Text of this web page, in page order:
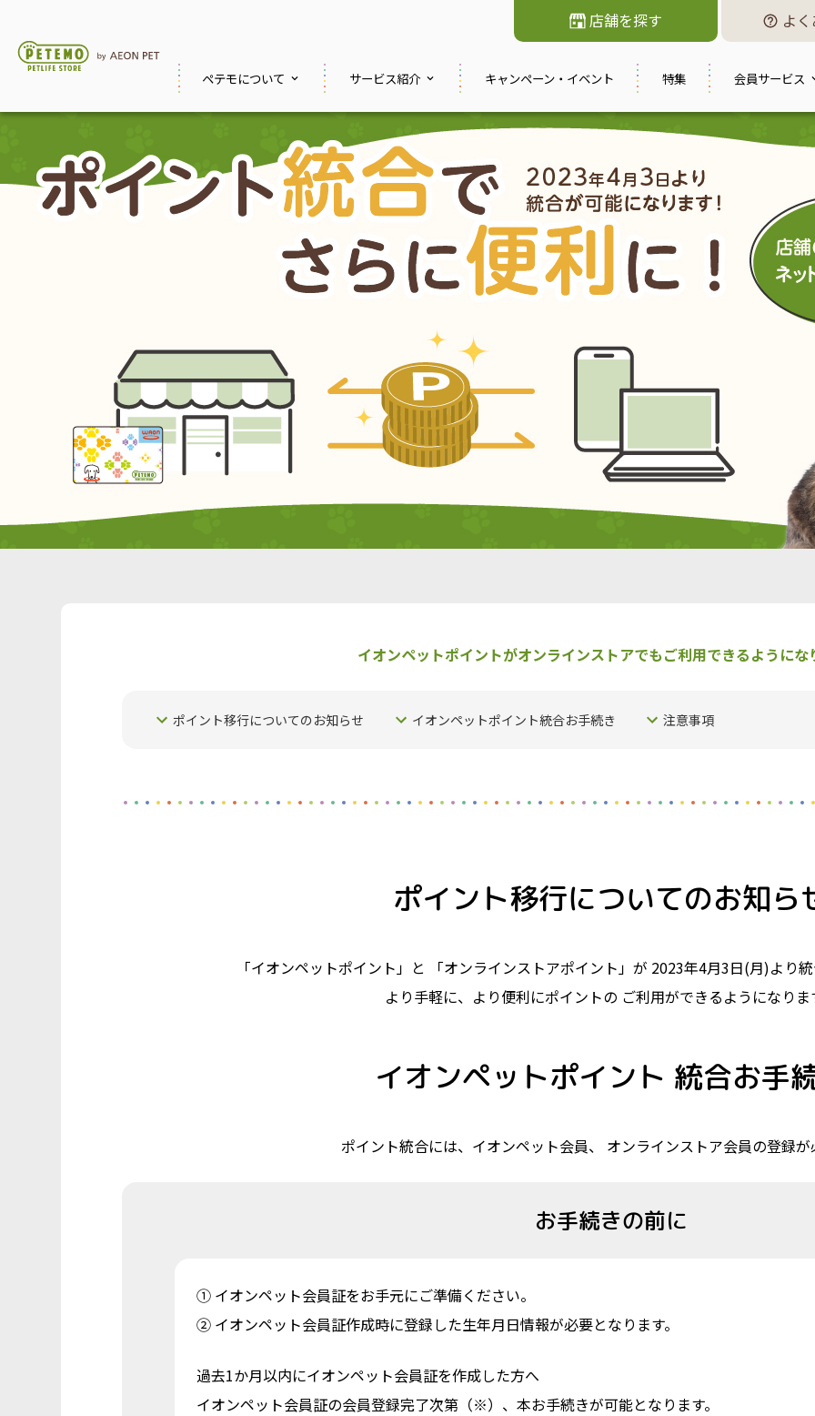
店舗を探す よ
ペテモについて サービス紹介 キャンペーン・ イベント 特集 会員サービス
イオンペットポイントがオンラインストアでもご利用できるようにな
ポイント移行についてのお知らせ イオンペットポイント統合お手続き 注意事項
ポイント移行についてのお知ら
「イオンペットポイント」と 「オンラインストアポイント」が 2023年4月3日(月)より
より手軽に、より便利にポイントの ご利用ができるようになりま
イオンペットポイント 統合お手
ポイント統合には、イオンペット会員、 オンラインストア会員の登録が
お手続きの前に
① イオンペット会員証をお手元にご準備ください。
② イオンペット会員証作成時に登録した生年月日情報が必要となります。
過去1か月以内にイオンペット会員証を作成した方へ
イオンペット会員証の会員登録完了次第（※）、 本お手続きが可能となります。